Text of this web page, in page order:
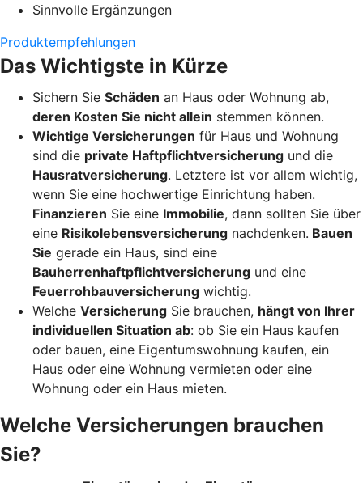
Sinnvolle Ergänzungen
Produktempfehlungen
Das Wichtigste in Kürze
Sichern Sie Schäden an Haus oder Wohnung ab,
deren Kosten Sie nicht allein stemmen können.
Wichtige Versicherungen für Haus und Wohnung
sind die private Haftpflichtversicherung und die
Hausratversicherung. Letztere ist vor allem wichtig,
wenn Sie eine hochwertige Einrichtung haben.
Finanzieren Sie eine Immobilie, dann sollten Sie über
eine Risikolebensversicherung nachdenken. Bauen
Sie gerade ein Haus, sind eine
Bauherrenhaftpflichtversicherung und eine
Feuerrohbauversicherung wichtig.
Welche Versicherung Sie brauchen, hängt von Ihrer
individuellen Situation ab: ob Sie ein Haus kaufen
oder bauen, eine Eigentumswohnung kaufen, ein
Haus oder eine Wohnung vermieten oder eine
Wohnung oder ein Haus mieten.
Welche Versicherungen brauchen
Sie?